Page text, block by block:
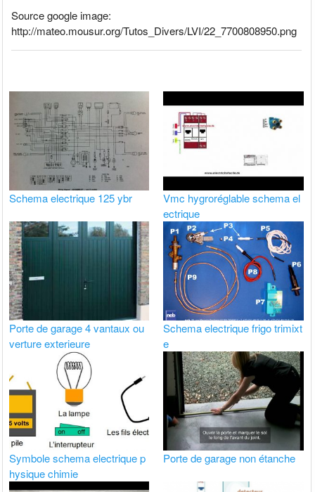
Source google image:
http://mateo.mousur.org/Tutos_Divers/LVI/22_7700808950.png
Schema electrique 125 ybr
Vmc hygroréglable schema el
ectrique
Porte de garage 4 vantaux ou
verture exterieure
Schema electrique frigo trimixt
e
Symbole schema electrique p
hysique chimie
Porte de garage non étanche